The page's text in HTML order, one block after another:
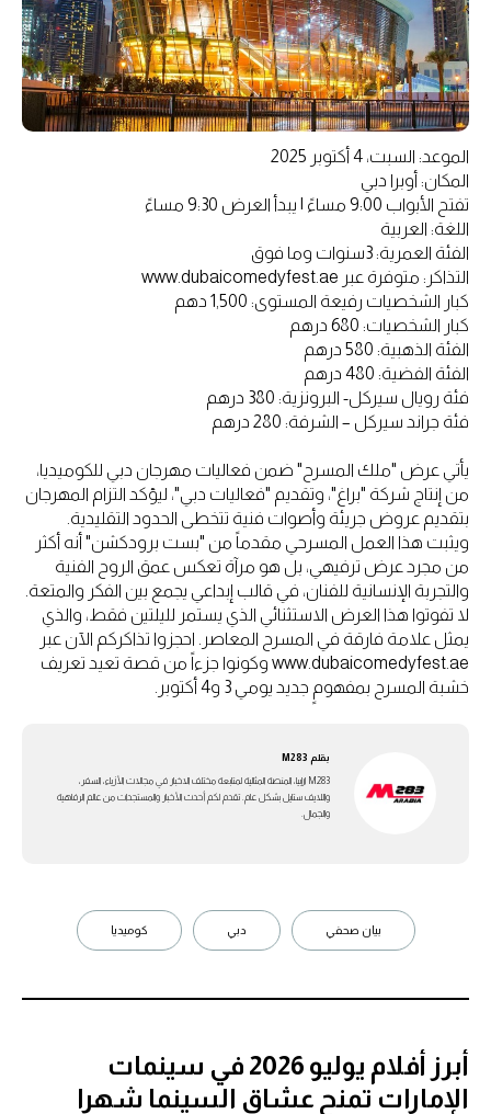
الموعد: السبت، 4 أكتوبر 2025
المكان: أوبرا دبي
تفتح الأبواب 9:00 مساءً | يبدأ العرض 9:30 مساءً
اللغة: العربية
الفئة العمرية: 3سنوات وما فوق
التذاكر: متوفرة عبر www.dubaicomedyfest.ae
كبار الشخصيات رفيعة المستوى: 1,500 دهم
كبار الشخصيات: 680 درهم
الفئة الذهبية: 580 درهم
الفئة الفضية: 480 درهم
فئة رويال سيركل- البرونزية: 380 درهم
فئة جراند سيركل – الشرفة: 280 درهم
يأتي عرض "ملك المسرح" ضمن فعاليات مهرجان دبي للكوميديا،
من إنتاج شركة "براغ"، وتقديم "فعاليات دبي"، ليؤكد التزام المهرجان
بتقديم عروض جريئة وأصوات فنية تتخطى الحدود التقليدية.
ويثبت هذا العمل المسرحي مقدماً من "بست برودكشن" أنه أكثر
من مجرد عرض ترفيهي، بل هو مرآة تعكس عمق الروح الفنية
والتجربة الإنسانية للفنان، في قالب إبداعي يجمع بين الفكر والمتعة.
لا تفوتوا هذا العرض الاستثنائي الذي يستمر لليلتين فقط، والذي
يمثل علامة فارقة في المسرح المعاصر. احجزوا تذاكركم الآن عبر
www.dubaicomedyfest.ae وكونوا جزءاً من قصة تعيد تعريف
خشبة المسرح بمفهومٍ جديد يومي 3 و4 أكتوبر.
بقلم M283
M283 ارابيا، المنصة المثالية لمتابعة مختلف الاخبار في مجالات الأزياء، السفر،
واللايف ستايل بشكل عام. تقدم لكم أحدث الأخبار والمستجدات من عالم الرفاهية
والجمال.
بيان صحفي دبي كوميديا
أبرز أفلام يوليو 2026 في سينمات
الإمارات تمنح عشاق السينما شهرا